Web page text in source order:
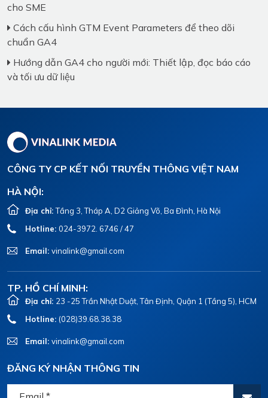
cho SME
Cách cấu hình GTM Event Parameters để theo dõi
chuẩn GA4
Hướng dẫn GA4 cho người mới: Thiết lập, đọc báo cáo
và tối ưu dữ liệu
CÔNG TY CP KẾT NỐI TRUYỀN THÔNG VIỆT NAM
HÀ NỘI:
Địa chỉ:Tầng 3, Tháp A, D2 Giảng Võ, Ba Đình, Hà Nội
Hotline: 024-3972. 6746 / 47
Email: vinalink@gmail.com
TP. HỒ CHÍ MINH:
Địa chỉ: 23 -25 Trần Nhật Duật, Tân Định, Quận 1 (Tầng 5), HCM
Hotline: (028)39.68.38.38
Email: vinalink@gmail.com
ĐĂNG KÝ NHẬN THÔNG TIN